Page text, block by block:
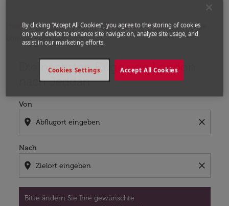
Home Flüge Flüge nach Saudi-Arabien
Flüge
London - Jeddah
Die nächsten Flüge von London
nach Jeddah
Von
location_on close
Nach
location_on close
Bitte ändern Sie Ihre gewünschte
Bitte ändern Sie Ihre gewünschte Route (Abflugort
By clicking “Accept All Cookies”, you agree to the storing of cookies
on your device to enhance site navigation, analyze site usage, and
assist in our marketing efforts.
Accept All Cookies
Cookies Settings